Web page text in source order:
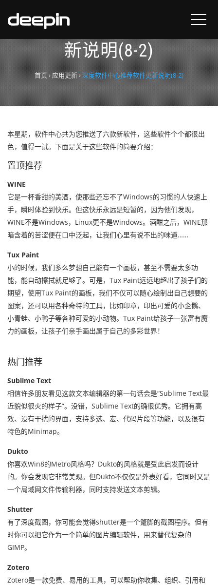
深度软件中心推荐软件更
新说明(8-2)
首页› 应用更新› 深度软件中心推荐软件更新说明(8-2)
本星期，软件中心共为您推送了六款新软件，这些软件个个都很出
色，值得一试。下面是关于这些软件的简要介绍：
置顶推荐
WINE
它是一杯香甜的美酒，使那些还忘不了Windows的习惯的人快速上
手，瞬时体验到快乐。但这快乐永远是短暂的，因为他们发现，
WINE不是Windows，Linux更不是Windows。酒酣之后，WINE那
暗含着的苦涩便在口中泛起，让我们心里有说不出的味道……
Tux Paint
小的时候，我们多么梦想自己能有一个画板，甚至不需要太多功
能，能自动擦拭就足够了。可是，Tux Paint远远地超出了孩子们的
期望，使用Tux Paint的画板，我们不仅可以随心绘制出自己想要的
图案，还可以用各种奇特的工具，比如印章，印出可爱的小企鹅、
小青蛙、小鸭子等各种可爱的小动物。Tux Paint给孩子一张富有魔
力的画板，让孩子们亲手画出属于自己的多彩世界！
热门推荐
Sublime Text
相信许多朋友看见这款文本编辑器的第一句话会是“Sublime Text最
近貌似很火的样子”。没错，Sublime Text的确很优秀。它拥有高
效、没有干扰的界面，支持多选、宏、代码片段等功能，以及很有
特色的Minimap。
Dukto
你喜欢Win8的Metro风格吗？Dukto的风格就是受此启发而设计
的。你会发现它非常美观。但Dukto不仅仅是外表好看，它同时又是
一个局域网文件传输利器，同时支持发送文本剪辑。
Shutter
有了深度截图，你可能会觉得shutter是一个蹩脚的截图程序。但有
时你可以把它作为一个简单的图片编辑软件，用来替代复杂的
GIMP。
Zotero
Zotero是一款免费、易用的工具，可以帮助你收集、组织、引用和